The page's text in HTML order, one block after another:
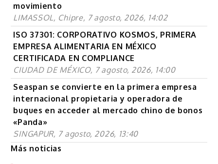
movimiento
LIMASSOL, Chipre, 7 agosto, 2026, 14:02
ISO 37301: CORPORATIVO KOSMOS, PRIMERA
EMPRESA ALIMENTARIA EN MÉXICO
CERTIFICADA EN COMPLIANCE
CIUDAD DE MÉXICO, 7 agosto, 2026, 14:00
Seaspan se convierte en la primera empresa
internacional propietaria y operadora de
buques en acceder al mercado chino de bonos
«Panda»
SINGAPUR, 7 agosto, 2026, 13:40
Más noticias